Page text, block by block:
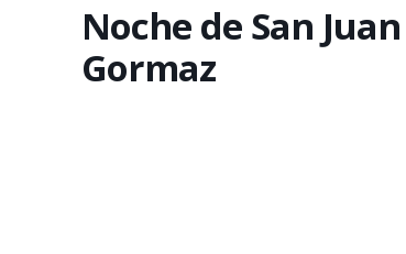
Noche de San
Gormaz